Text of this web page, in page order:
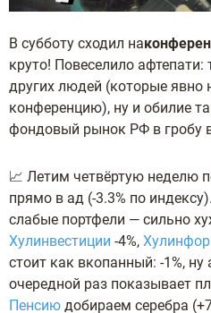
В субботу сходил на
круто! Повеселило
других людей (которые явно
конференцию), ну и обилие
фондовый рынок РФ в гробу
📈 Летим четвёртую неделю
прямо в ад (-3.3% по
слабые портфели — сильно
Хулинвестиции -4%,
стоит как вкопанный: -1%, ну
очередной раз показывает
Пенсию добираем серебра